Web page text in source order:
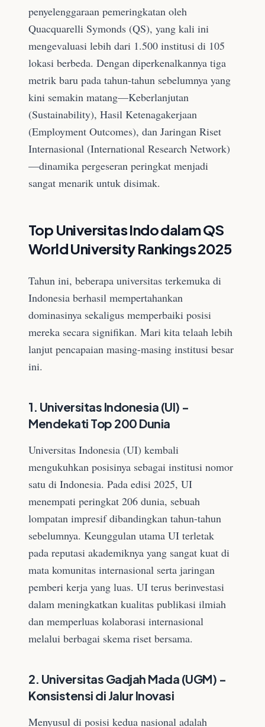
penyelenggaraan pemeringkatan oleh
Quacquarelli Symonds (QS), yang kali ini
mengevaluasi lebih dari 1.500 institusi di 105
lokasi berbeda. Dengan diperkenalkannya tiga
metrik baru pada tahun-tahun sebelumnya yang
kini semakin matang—Keberlanjutan
(Sustainability), Hasil Ketenagakerjaan
(Employment Outcomes), dan Jaringan Riset
Internasional (International Research Network)
—dinamika pergeseran peringkat menjadi
sangat menarik untuk disimak.
Top Universitas Indo dalam QS
World University Rankings 2025
Tahun ini, beberapa universitas terkemuka di
Indonesia berhasil mempertahankan
dominasinya sekaligus memperbaiki posisi
mereka secara signifikan. Mari kita telaah lebih
lanjut pencapaian masing-masing institusi besar
ini.
1. Universitas Indonesia (UI) -
Mendekati Top 200 Dunia
Universitas Indonesia (UI) kembali
mengukuhkan posisinya sebagai institusi nomor
satu di Indonesia. Pada edisi 2025, UI
menempati peringkat 206 dunia, sebuah
lompatan impresif dibandingkan tahun-tahun
sebelumnya. Keunggulan utama UI terletak
pada reputasi akademiknya yang sangat kuat di
mata komunitas internasional serta jaringan
pemberi kerja yang luas. UI terus berinvestasi
dalam meningkatkan kualitas publikasi ilmiah
dan memperluas kolaborasi internasional
melalui berbagai skema riset bersama.
2. Universitas Gadjah Mada (UGM) -
Konsistensi di Jalur Inovasi
Menyusul di posisi kedua nasional adalah